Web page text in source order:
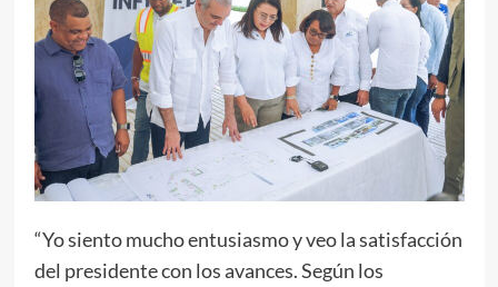
“Yo siento mucho entusiasmo y veo la satisfacción
del presidente con los avances. Según los